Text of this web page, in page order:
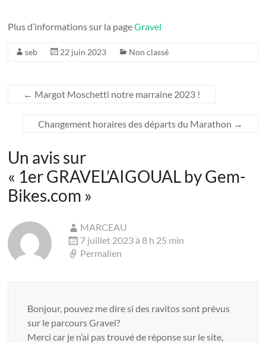
Plus d’informations sur la pageGravel
seb 22 juin 2023 Non classé
← Margot Moschetti notre marraine 2023 !
Changement horaires des départs du Marathon →
Un avis sur
« 1er GRAVEL’AIGOUAL by Gem-
Bikes.com »
MARCEAU
7 juillet 2023 à 8 h 25 min
Permalien
Bonjour, pouvez me dire si des ravitos sont prévus
sur le parcours Gravel?
Merci car je n’ai pas trouvé de réponse sur le site,